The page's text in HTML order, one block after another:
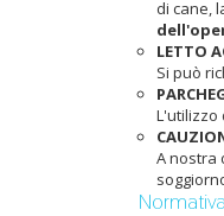
di cane,
LETTO
Si può
L'utilizzo
A nostra